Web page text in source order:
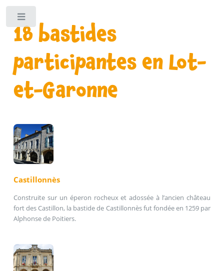
Panneau de gestion des cookies 🍪
18 bastides
participantes en Lot-
et-Garonne
Castillonnès
Construite sur un éperon rocheux et adossée à l’ancien château
fort des Castillon, la bastide de Castillonnès fut fondée en 1259 par
Alphonse de Poitiers.